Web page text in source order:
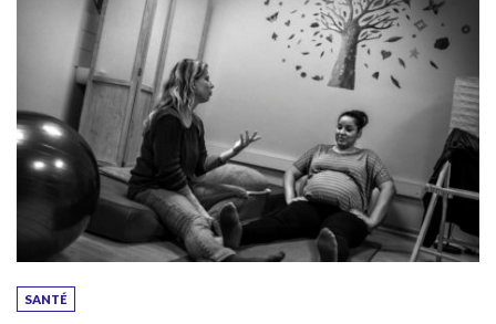
SANTÉ